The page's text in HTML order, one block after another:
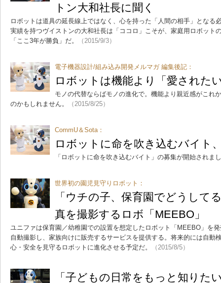
トン大和社長に聞く
ロボットは道具の延長線上ではなく、心を持った「人間の相手」となる
実績を持つヴイストンの大和社長は「ココロ」こそが、家庭用ロボット
「ここ3年が勝負」だ。
（2015/9/3）
電子機器設計/組み込み開発メルマガ 編集後記：
ロボットは機能より「愛された
モノの代替ならばモノの進化で。機能より親近感がこれ
のかもしれません。
（2015/8/25）
CommU＆Sota：
ロボットに命を吹き込むバイト
「ロボットに命を吹き込むバイト」の募集が開始されま
世界初の園児見守りロボット：
「ウチの子、保育園でどうし
真を撮影するロボ「MEEBO」
ユニファは保育園／幼稚園での設置を想定したロボット「MEEBO」を
自動撮影し、家族向けに販売するサービスを提供する。将来的には自動
心・安全を見守るロボットに進化させる予定だ。
（2015/8/5）
「子どもの日常をもっと知りた